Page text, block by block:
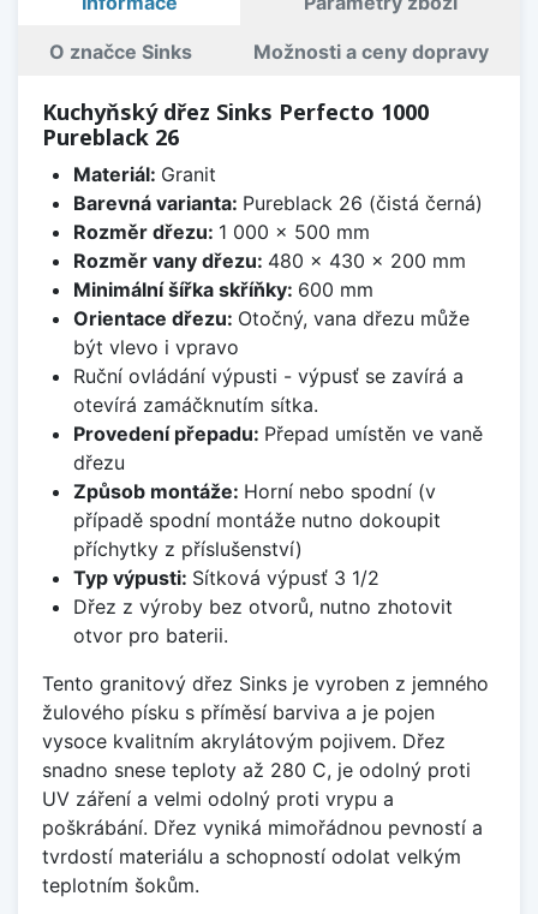
O značce Sinks Možnosti a ceny dopravy
Kuchyňský dřez Sinks Perfecto 1000
Pureblack 26
Materiál: Granit
Barevná varianta: Pureblack 26 (čistá černá)
Rozměr dřezu: 1 000 x 500 mm
Rozměr vany dřezu: 480 x 430 x 200 mm
Minimální šířka skříňky: 600 mm
Orientace dřezu: Otočný, vana dřezu může
být vlevo i vpravo
Ruční ovládání výpusti - výpusť se zavírá a
otevírá zamáčknutím sítka.
Provedení přepadu: Přepad umístěn ve vaně
dřezu
Způsob montáže: Horní nebo spodní (v
případě spodní montáže nutno dokoupit
příchytky z příslušenství)
Typ výpusti: Sítková výpusť 3 1/2
Dřez z výroby bez otvorů, nutno zhotovit
otvor pro baterii.
Tento granitový dřez Sinks je vyroben z jemného
žulového písku s příměsí barviva a je pojen
vysoce kvalitním akrylátovým pojivem. Dřez
snadno snese teploty až 280 C, je odolný proti
UV záření a velmi odolný proti vrypu a
poškrábání. Dřez vyniká mimořádnou pevností a
tvrdostí materiálu a schopností odolat velkým
teplotním šokům.